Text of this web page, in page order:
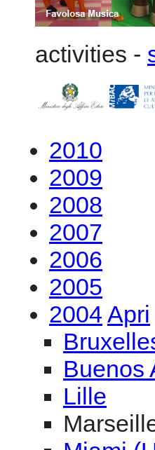
2010
2009
2008
2007
2006
2005
2004
Buenos
Lille
Miami
Mexico
Odessa
Malmö